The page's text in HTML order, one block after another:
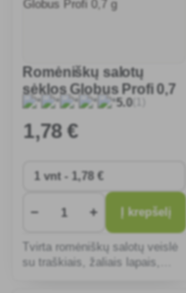
Romėniškų salotų
sėklos Globus Profi 0,7
g
5.0(1)
1,78 €
− + Į krepšelį
Tvirta romėniškų salotų veislė
su traškiais, žaliais lapais,